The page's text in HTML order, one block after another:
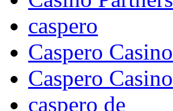
caspero
Caspero Casino
Caspero Casino
caspero de